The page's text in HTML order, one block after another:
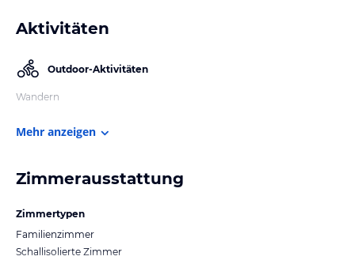
Aktivitäten
Outdoor-Aktivitäten
Wandern
Mehr anzeigen
Zimmerausstattung
Zimmertypen
Familienzimmer
Schallisolierte Zimmer